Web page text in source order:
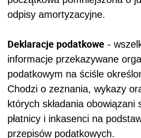
odpisy amortyzacyjne.
Deklaracje podatkowe -
informacje przekazywane
podatkowym na ściśle
Chodzi o zeznania, wykazy
których składania obowiązani
płatnicy i inkasenci na
przepisów podatkowych.